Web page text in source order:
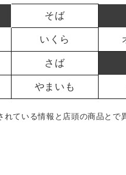
そば
いくら
さば
やまいも
ている情報と店頭の商品とで